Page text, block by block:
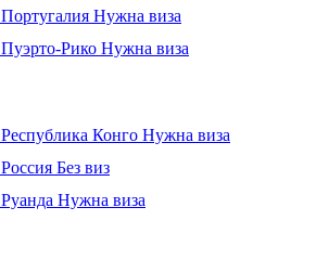
Португалия Нужна виза
Пуэрто-Рико Нужна виза
Республика Конго Нужна виза
Россия Без виз
Руанда Нужна виза